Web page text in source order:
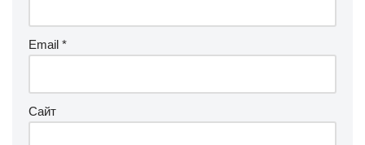
Email *
Сайт